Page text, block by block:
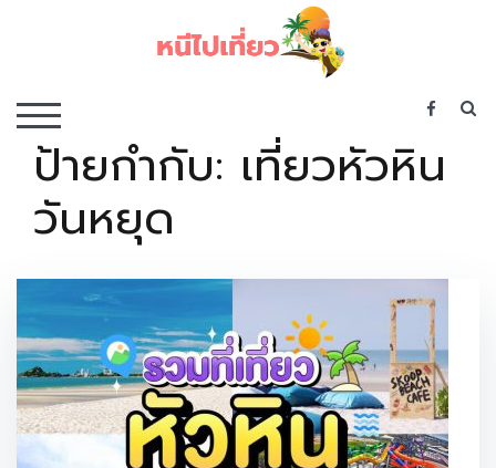
TOGGLE MOBILE MENU
ป้ายกำกับ: เที่ยวหัวหิน
วันหยุด